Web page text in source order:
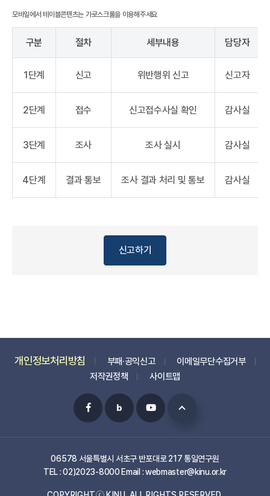
구분 절차 세부내용 담당자
1단계 신고 위반행위 신고 신고자
2단계 접수 신고접수사실 확인 감사실
3단계 조사 조사 실시 감사실
4단계 결과 통보 조사 결과 처리 및 통보 감사실
신고하기
개인정보처리방침 부패·공익신고
이메일무단수집거부
저작권정책
사이트맵
06578 서울특별시 서초구 반포대로 217 통일연구원
TEL : 02)2023-8000 Email : webmaster@kinu.or.kr